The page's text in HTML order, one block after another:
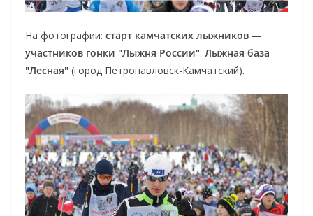
На фотографии: старт камчатских лыжников —
участников гонки "Лыжня России". Лыжная база
"Лесная" (город Петропавловск-Камчатский).